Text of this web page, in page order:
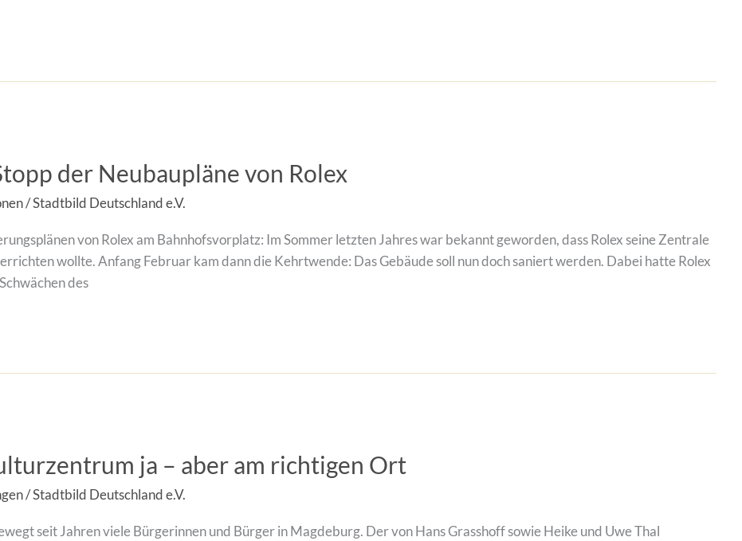
der Neubaupläne von Rolex
/Stadtbild Deutschland e.V.
von Rolex am Bahnhofsvorplatz: Im Sommer letzten Jahres war bekannt geworden, dass Rolex seine Zentrale
wollte. Anfang Februar kam dann die Kehrtwende: Das Gebäude soll nun doch saniert werden. Dabei hatte Rolex
des
ja – aber am richtigen Ort
/Stadtbild Deutschland e.V.
seit Jahren viele Bürgerinnen und Bürger in Magdeburg. Der von Hans Grasshoff sowie Heike und Uwe Thal